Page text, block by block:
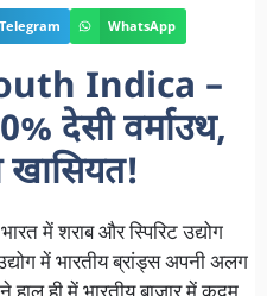
Telegram WhatsApp
Indica –
देसी वर्माउथ,
खासियत!
में शराब और स्पिरिट उद्योग
में भारतीय ब्रांड्स अपनी अलग